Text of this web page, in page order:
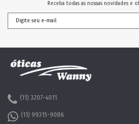
Receba todas as nossas novidades e
(11) 3207-4011
(11) 99315-9086